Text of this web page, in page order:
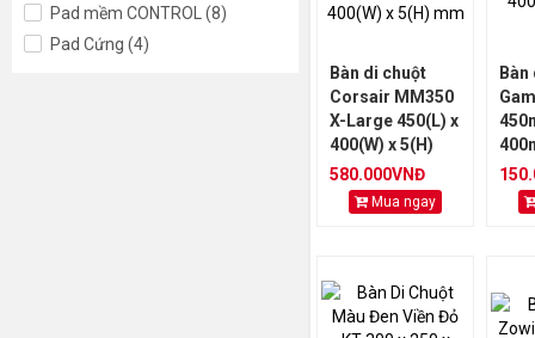
Pad mềm CONTROL (8)
Pad Cứng (4)
Bàn di chuột
Corsair MM350
X-Large 450(L) x
400(W) x 5(H)
mm
580.000VNĐ
Mua ngay